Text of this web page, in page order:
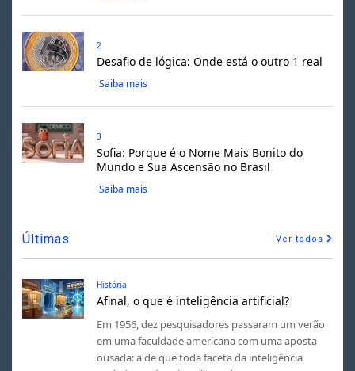
2
Desafio de lógica: Onde está o outro 1 real
Saiba mais
3
Sofia: Porque é o Nome Mais Bonito do
Mundo e Sua Ascensão no Brasil
Saiba mais
Últimas Ver todos
História
Afinal, o que é inteligência artificial?
Em 1956, dez pesquisadores passaram um verão
em uma faculdade americana com uma aposta
ousada: a de que toda faceta da inteligência